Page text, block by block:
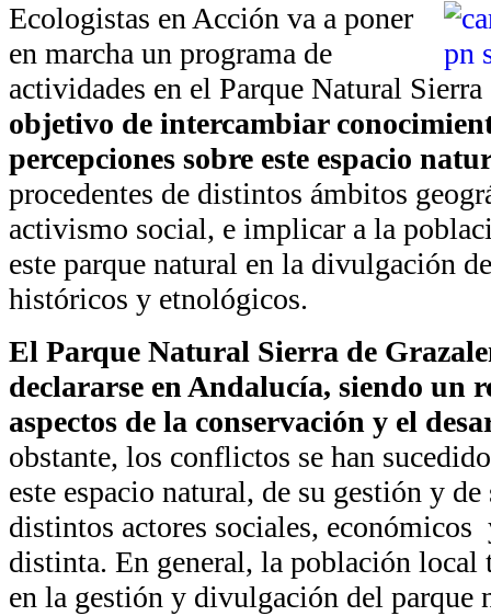
Ecologistas en Acción va a poner
en marcha un programa de
actividades en el Parque Natural
objetivo de intercambiar
percepciones sobre este espacio
procedentes de distintos ámbitos
activismo social, e implicar a la
este parque natural en la divulgación
históricos y etnológicos.
El Parque Natural Sierra de
declararse en Andalucía, siendo un
aspectos de la conservación y el
obstante, los conflictos se han
este espacio natural, de su gestión y
distintos actores sociales,
distinta. En general, la población local
en la gestión y divulgación del parque